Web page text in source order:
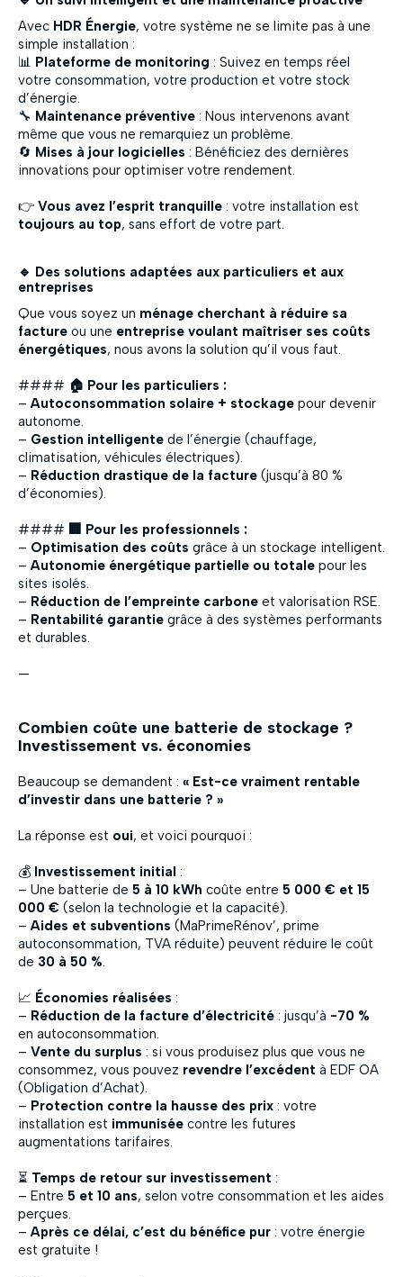
Avec HDR Énergie, votre système ne se limite pas à une
simple installation :
📊 Plateforme de monitoring : Suivez en temps réel
votre consommation, votre production et votre stock
d’énergie.
🔧 Maintenance préventive : Nous intervenons avant
même que vous ne remarquiez un problème.
🔄 Mises à jour logicielles : Bénéficiez des dernières
innovations pour optimiser votre rendement.
👉 Vous avez l’esprit tranquille : votre installation est
toujours au top, sans effort de votre part.
🔹 Des solutions adaptées aux particuliers et aux
entreprises
Que vous soyez un ménage cherchant à réduire sa
facture ou une entreprise voulant maîtriser ses coûts
énergétiques, nous avons la solution qu’il vous faut.
#### 🏠 Pour les particuliers :
–Autoconsommation solaire + stockage pour devenir
autonome.
– Gestion intelligente de l’énergie (chauffage,
climatisation, véhicules électriques).
– Réduction drastique de la facture (jusqu’à 80 %
d’économies).
#### 🏢 Pour les professionnels :
– Optimisation des coûts grâce à un stockage intelligent.
–Autonomie énergétique partielle ou totale pour les
sites isolés.
– Réduction de l’empreinte carbone et valorisation RSE.
– Rentabilité garantie grâce à des systèmes performants
et durables.
—
Combien coûte une batterie de stockage ?
Investissement vs. économies
Beaucoup se demandent : « Est-ce vraiment rentable
d’investir dans une batterie ? »
La réponse est oui, et voici pourquoi :
💰 Investissement initial :
– Une batterie de 5 à 10 kWh coûte entre 5 000 € et 15
000 € (selon la technologie et la capacité).
–Aides et subventions (MaPrimeRénov’, prime
autoconsommation, TVA réduite) peuvent réduire le coût
de 30 à 50 %.
📈 Économies réalisées :
– Réduction de la facture d’électricité : jusqu’à -70 %
en autoconsommation.
– Vente du surplus : si vous produisez plus que vous ne
consommez, vous pouvez revendre l’excédent à EDF OA
(Obligation d’Achat).
– Protection contre la hausse des prix : votre
installation est immunisée contre les futures
augmentations tarifaires.
⏳ Temps de retour sur investissement :
– Entre 5 et 10 ans, selon votre consommation et les aides
perçues.
–Après ce délai, c’est du bénéfice pur : votre énergie
est gratuite !